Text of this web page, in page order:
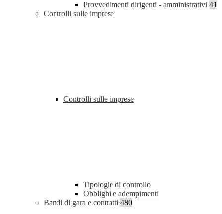
Provvedimenti dirigenti - amministrativi 41
Controlli sulle imprese
Controlli sulle imprese
Tipologie di controllo
Obblighi e adempimenti
Bandi di gara e contratti 480